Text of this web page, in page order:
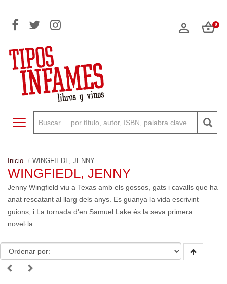
0
Toggle navigation
Inicio WINGFIEDL, JENNY
WINGFIEDL, JENNY
Jenny Wingfield viu a Texas amb els gossos, gats i cavalls que ha
anat rescatant al llarg dels anys. Es guanya la vida escrivint
guions, i La tornada d'en Samuel Lake és la seva primera
novel·la.